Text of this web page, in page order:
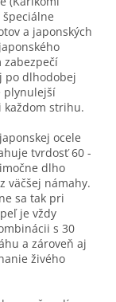
špeciálne
a japonských
zabezpečí
po dlhodobej
plynulejší
každom strihu.
ocele
tvrdosť 60 -
dlho
väčšej námahy.
sa tak pri
je vždy
s 30
a zároveň aj
živého